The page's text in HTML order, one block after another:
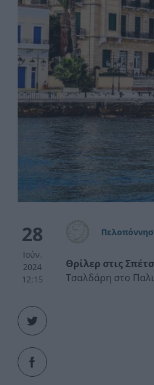
28
Ιούν.
2024
12:15
Θρίλερ στις
Τσαλδάρη στο